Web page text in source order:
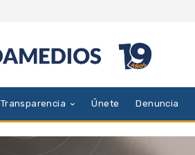
Transparencia Únete Denuncia